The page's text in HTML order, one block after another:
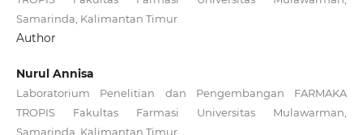
Samarinda, Kalimantan Timur
Author
Nurul Annisa
Laboratorium Penelitian dan Pengembangan FARMAKA
TROPIS Fakultas Farmasi Universitas Mulawarman,
Samarinda, Kalimantan Timur